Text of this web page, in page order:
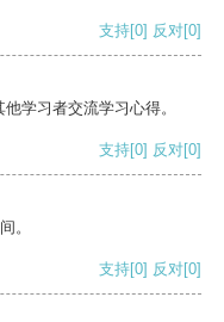
支持[0] 反对[0]
学习者交流学习心得。
支持[0] 反对[0]
。
支持[0] 反对[0]